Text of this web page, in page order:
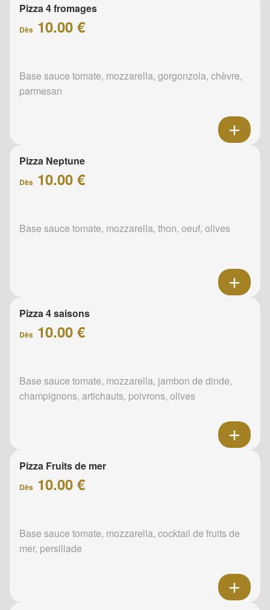
Pizza 4 fromages
Dès 10.00 €
Base sauce tomate, mozzarella, gorgonzola, chèvre,
parmesan
Pizza Neptune
Dès 10.00 €
Base sauce tomate, mozzarella, thon, oeuf, olives
Pizza 4 saisons
Dès 10.00 €
Base sauce tomate, mozzarella, jambon de dinde,
champignons, artichauts, poivrons, olives
Pizza Fruits de mer
Dès 10.00 €
Base sauce tomate, mozzarella, cocktail de fruits de
mer, persillade